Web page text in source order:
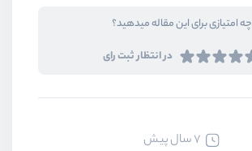
چه امتیازی برای این مقاله میدهید؟
در انتظار ثبت رای
7 سال پیش